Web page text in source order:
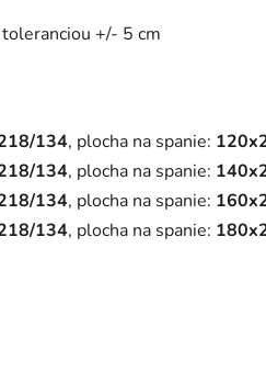
+/- 5 cm
134, plocha na spanie:
134, plocha na spanie:
134, plocha na spanie:
134, plocha na spanie: